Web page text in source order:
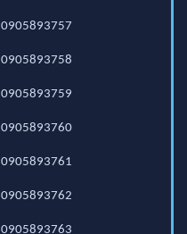
0905893757
0905893758
0905893759
0905893760
0905893761
0905893762
0905893763